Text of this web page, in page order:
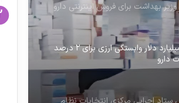
۱.۴ میلیارد دلار وابستگی ارزی برای ۲ درصد
دارو
ستاد اجرایی مرکزی انتخابات نظام
منصوب شد